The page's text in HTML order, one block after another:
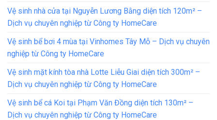
Vệ sinh nhà cửa tại Nguyễn Lương Bằng diện tích 120m² –
Dịch vụ chuyên nghiệp từ Công ty HomeCare
Vệ sinh bể bơi 4 mùa tại Vinhomes Tây Mỗ – Dịch vụ chuyên
nghiệp từ Công ty HomeCare
Vệ sinh mặt kính tòa nhà Lotte Liễu Giai diện tích 300m² –
Dịch vụ chuyên nghiệp từ Công ty HomeCare
Vệ sinh bể cá Koi tại Phạm Văn Đồng diện tích 130m² –
Dịch vụ chuyên nghiệp từ Công ty HomeCare